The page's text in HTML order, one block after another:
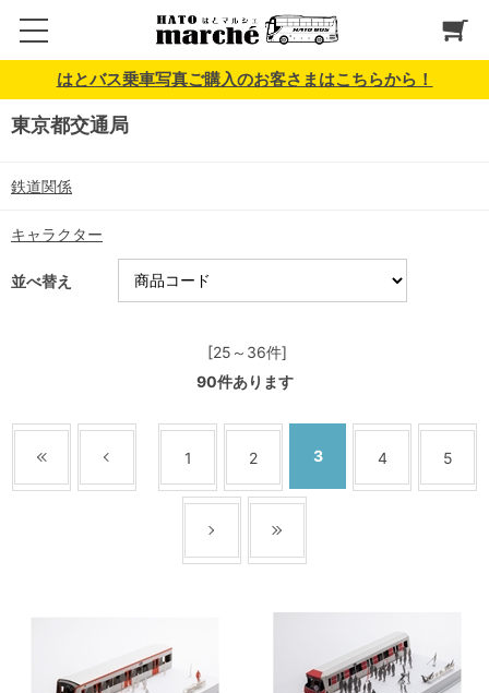
はとバス乗車写真ご購入のお客さまはこちらから！
東京都交通局
鉄道関係
キャラクター
並べ替え
[25～36件]
90件あります
1 2 3 4 5